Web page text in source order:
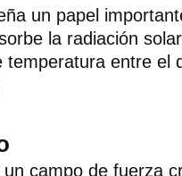
un papel
la radiación
temperatura entre el
campo de fuerza